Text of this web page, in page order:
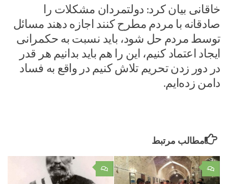
خاقانی بیان کرد: دولتمردان مشکلات را
صادقانه با مردم مطرح کنند اجازه دهند مسائل
توسط مردم حل شود، باید نسبت به حکمرانی
ایجاد اعتماد کنیم، این را هم باید بدانیم هر قدر
در دور زدن تحریم تلاش کنیم در واقع به فساد
دامن زده‌ایم.
مطالب مرتبط
۰ ۰